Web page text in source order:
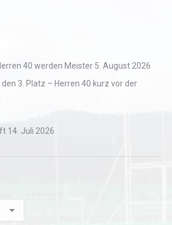
40 werden Meister 5. August 2026
3. Platz – Herren 40 kurz vor der
14. Juli 2026